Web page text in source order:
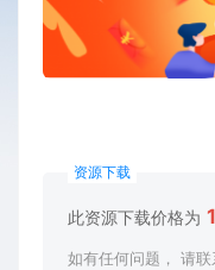
资源下载
此资源下载价格为
如有任何问题， 请